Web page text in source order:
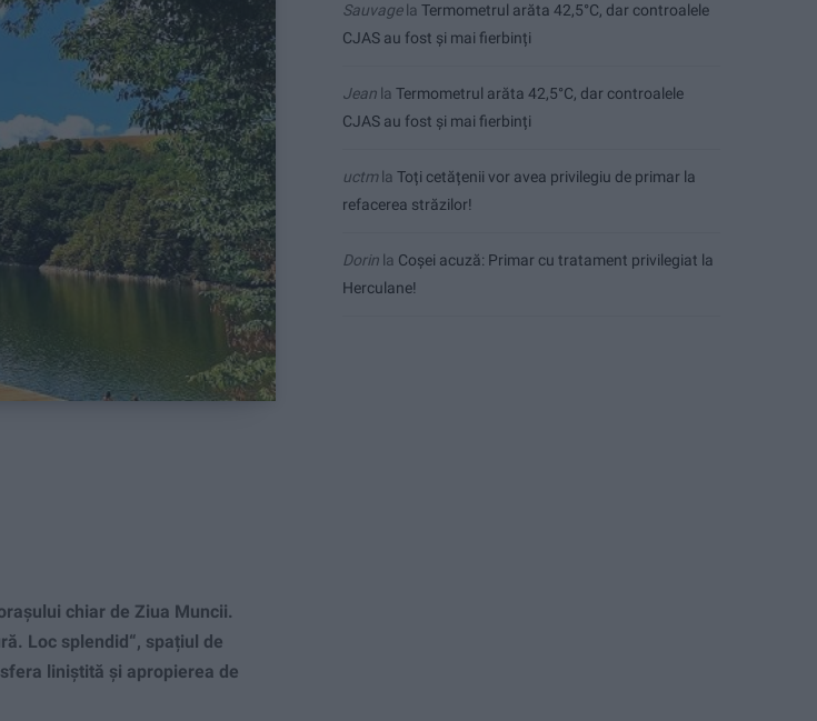
chiar de Ziua Muncii.
Loc splendid“, spațiul de
liniștită și apropierea de
Sauvagela Termometrul arăta 42,5°C, dar controalele
CJAS au fost și mai fierbinți
Jean la Termometrul arăta 42,5°C, dar controalele
CJAS au fost și mai fierbinți
uctmla Toți cetățenii vor avea privilegiu de primar la
refacerea străzilor!
Dorin la Coșei acuză: Primar cu tratament privilegiat la
Herculane!